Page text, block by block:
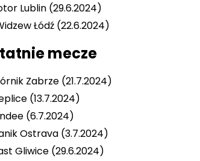
Lublin (29.6.2024)
Łódź (22.6.2024)
mecze
Zabrze (21.7.2024)
(13.7.2024)
(6.7.2024)
Ostrava (3.7.2024)
Gliwice (29.6.2024)